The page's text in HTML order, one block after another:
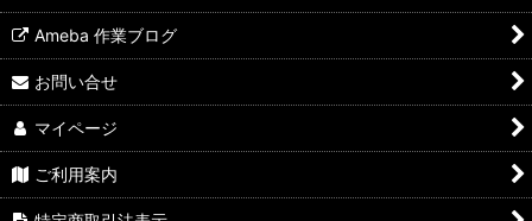
Ameba 作業ブログ
お問い合せ
マイページ
ご利用案内